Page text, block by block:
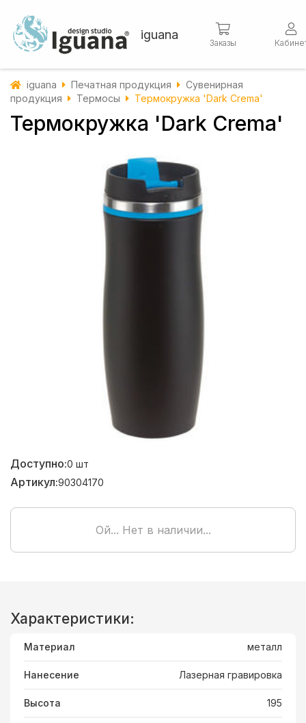
iguana
Заказы
iguana Печатная продукция
Сувенирная
продукция
Термосы Термокружка 'Dark Crema'
Термокружка 'Dark Crema'
Доступно:0 шт
Артикул:90304170
Ой... Нет в наличии...
Характеристики:
Материал металл
Нанесение Лазерная гравировка
Высота 195